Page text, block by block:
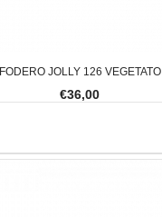
FODERO JOLLY 126 VEGETATO
€36,00